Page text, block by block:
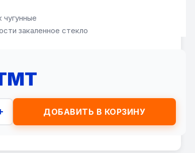
закаленное стекло
ДОБАВИТЬ В КОРЗИНУ